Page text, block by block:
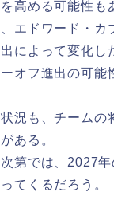
高める可能性も
エドワード・カ
によって変化し
オフ進出の可能
況も、チームの
ある。
第では、2027
てくるだろう。